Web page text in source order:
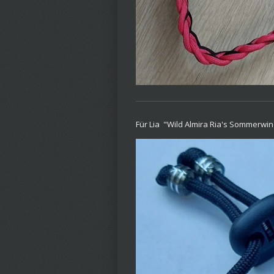
Für Lia "Wild Almira Ria's